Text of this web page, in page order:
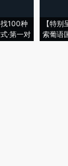
找100种
·第一对
【特
索葡语